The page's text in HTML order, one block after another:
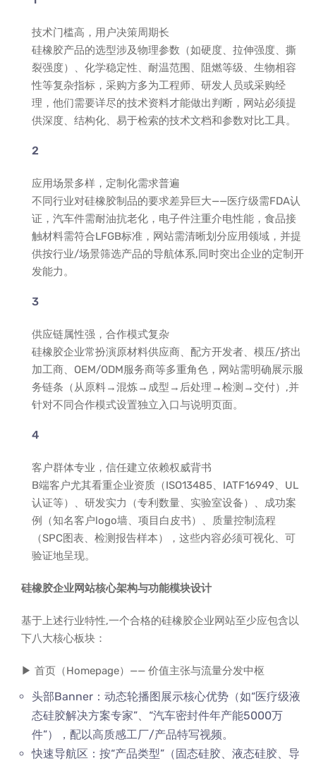
技术门槛高，用户决策周期长
硅橡胶产品的选型涉及物理参数（如硬度、拉伸强度、撕
裂强度）、化学稳定性、耐温范围、阻燃等级、生物相容
性等复杂指标，采购方多为工程师、研发人员或采购经
理，他们需要详尽的技术资料才能做出判断，网站必须提
供深度、结构化、易于检索的技术文档和参数对比工具。
应用场景多样，定制化需求普遍
不同行业对硅橡胶制品的要求差异巨大——医疗级需FDA认
证，汽车件需耐油抗老化，电子件注重介电性能，食品接
触材料需符合LFGB标准，网站需清晰划分应用领域，并提
供按行业/场景筛选产品的导航体系,同时突出企业的定制开
发能力。
供应链属性强，合作模式复杂
硅橡胶企业常扮演原材料供应商、配方开发者、模压/挤出
加工商、OEM/ODM服务商等多重角色，网站需明确展示服
务链条（从原料→混炼→成型→后处理→检测→交付）,并
针对不同合作模式设置独立入口与说明页面。
客户群体专业，信任建立依赖权威背书
B端客户尤其看重企业资质（ISO13485、IATF16949、UL
认证等）、研发实力（专利数量、实验室设备）、成功案
例（知名客户logo墙、项目白皮书）、质量控制流程
（SPC图表、检测报告样本），这些内容必须可视化、可
验证地呈现。
硅橡胶企业网站核心架构与功能模块设计
基于上述行业特性,一个合格的硅橡胶企业网站至少应包含以
下八大核心板块：
▶ 首页（Homepage）—— 价值主张与流量分发中枢
头部Banner：动态轮播图展示核心优势（如“医疗级液
态硅胶解决方案专家”、“汽车密封件年产能5000万
件”），配以高质感工厂/产品特写视频。
快速导航区：按“产品类型”（固态硅胶、液态硅胶、导